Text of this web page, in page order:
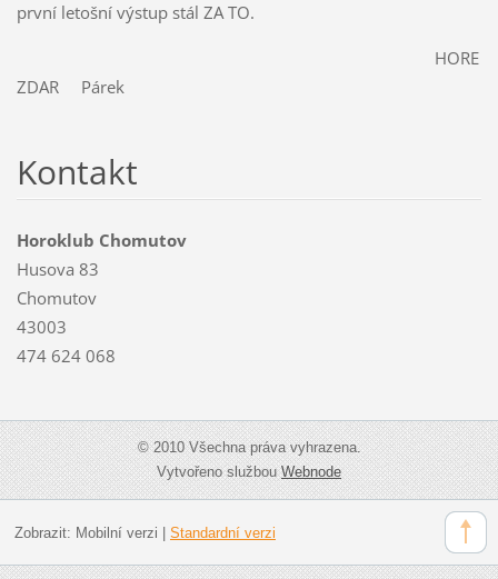
první letošní výstup stál ZA TO.
HORE
ZDAR Párek
Kontakt
Horoklub Chomutov
Husova 83
Chomutov
43003
474 624 068
© 2010 Všechna práva vyhrazena.
Vytvořeno službouWebnode
Zobrazit: Mobilní verzi Standardní verzi